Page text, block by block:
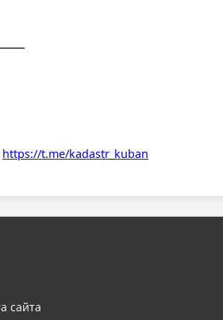
https://t.me/kadastr_kuban
сайта